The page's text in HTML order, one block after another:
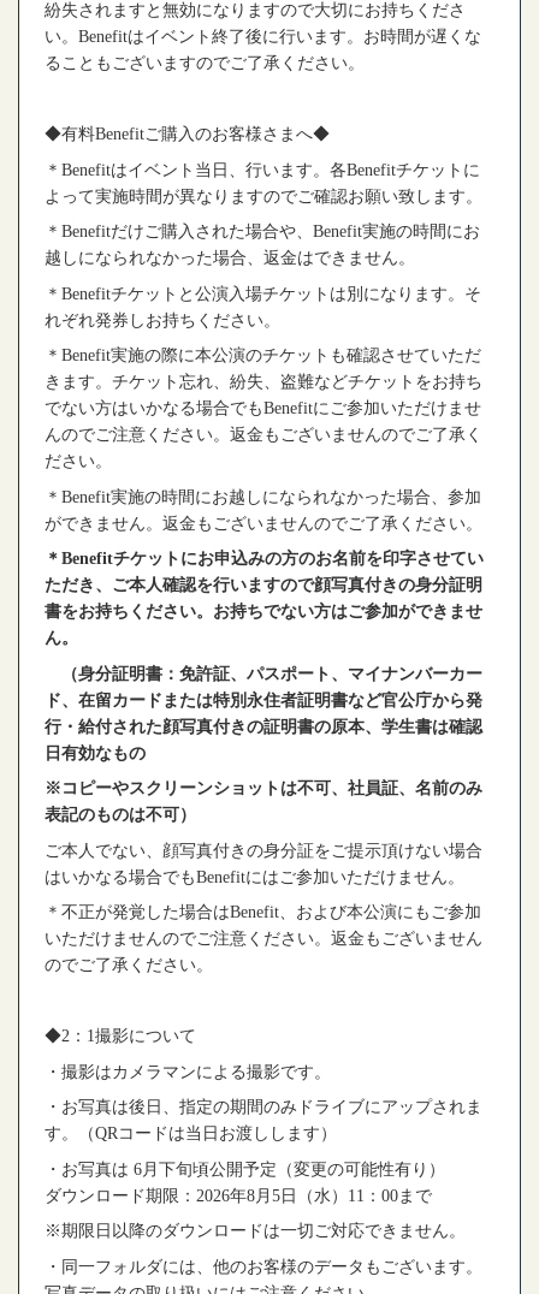
紛失されますと無効になりますので大切にお持ちくださ
い。 Benefitはイベント終了後に行います。お時間が遅くな
ることもございますのでご了承ください。
◆有料Benefitご購入のお客様さまへ◆
＊ Benefitはイベント当日、行います。各Benefitチケットに
よって実施時間が異なりますのでご確認お願い致します。
＊ Benefitだけご購入された場合や、 Benefit実施の時間にお
越しになられなかった場合、返金はできません。
＊ Benefitチケットと公演入場チケットは別になります。そ
れぞれ発券しお持ちください。
＊ Benefit実施の際に本公演のチケットも確認させていただ
きます。チケット忘れ、紛失、盗難などチケットをお持ち
でない方はいかなる場合でもBenefitにご参加いただけませ
んのでご注意ください。返金もございませんのでご了承く
ださい。
＊ Benefit実施の時間にお越しになられなかった場合、参加
ができません。返金もございませんのでご了承ください。
＊ Benefitチケットにお申込みの方のお名前を印字させてい
ただき、ご本人確認を行いますので顔写真付きの身分証明
書をお持ちください。お持ちでない方はご参加ができませ
ん。
（身分証明書：免許証、パスポート、マイナンバーカー
ド、在留カードまたは特別永住者証明書など官公庁から発
行・給付された顔写真付きの証明書の原本、学生書は確認
日有効なもの
※ コピーやスクリーンショットは不可、社員証、名前のみ
表記のものは不可）
ご本人でない、顔写真付きの身分証をご提示頂けない場合
はいかなる場合でもBenefitにはご参加いただけません。
＊不正が発覚した場合はBenefit、および本公演にもご参加
いただけませんのでご注意ください。返金もございません
のでご了承ください。
◆2： 1撮影について
・撮影はカメラマンによる撮影です。
・お写真は後日、指定の期間のみドライブにアップされま
す。（QRコードは当日お渡しします）
・お写真は 6月下旬頃公開予定（変更の可能性有り）
ダウンロード期限： 2026年8月 5日（水） 11 ： 00まで
※期限日以降のダウンロードは一切ご対応できません。
・同一フォルダには、他のお客様のデータもございます。